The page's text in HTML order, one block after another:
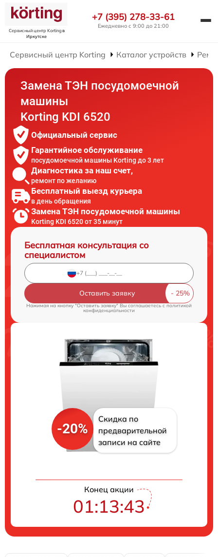
Сервисный центр Kortingв
Иркутске
+7 (395) 278-33-61
Ежедневно с 9:00 до 21:00
Сервисный центр Korting Каталог устройств
Замена ТЭН посудомоечной
машины
Korting KDI 6520
Официальный сервис
Гарантийное обслуживание
посудомоечной машины Korting до 3 лет
Диагностика за наш счет,
ремонт по желанию
Бесплатный выезд курьера
в день обращения
Замена ТЭН посудомоечной машины
Korting KDI 6520 от 35 минут
Бесплатная консультация со
специалистом
Оставить заявку
Нажимая на кнопку "Оставить заявку" Вы соглашаетесь cполитикой
конфиденциальности
-20%
Скидка по
предварительной
записи на сайте
Конец акции
01:13:42